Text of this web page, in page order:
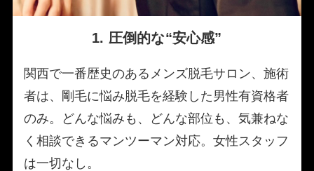
1. 圧倒的な“安心感”
関西で一番歴史のあるメンズ脱毛サロン、施術
者は、剛毛に悩み脱毛を経験した男性有資格者
のみ。どんな悩みも、どんな部位も、気兼ねな
く相談できるマンツーマン対応。女性スタッフ
は一切なし。